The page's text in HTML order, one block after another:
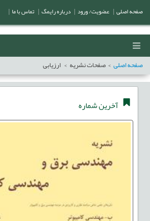
صفحه اصلی صفحات نشریه ارزيابی
آخرین شماره
صفحه اصلی عضویت/ ورود درباره رایمگ تماس با ما